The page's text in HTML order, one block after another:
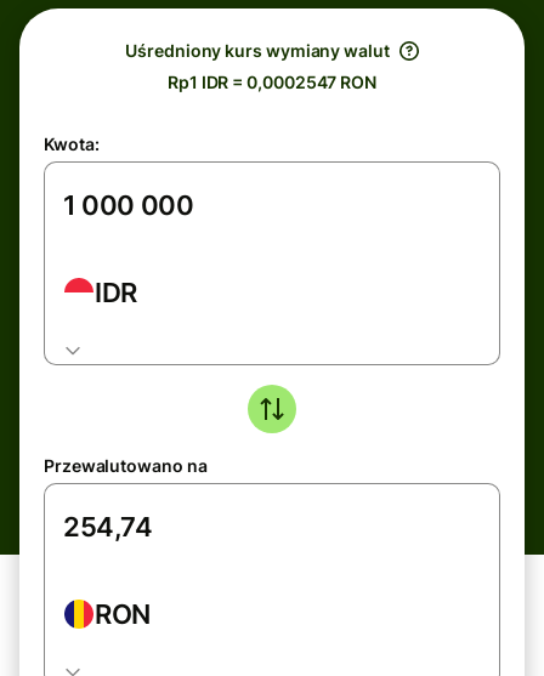
Uśredniony kurs wymiany walut
Rp1 IDR = 0,0002547 RON
Kwota:
IDR
Przewalutowano na
RON